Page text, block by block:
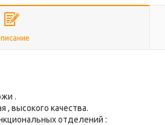
.
, высокого качества.
отделений :